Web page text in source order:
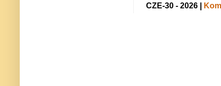
CZE-30 - 2026 |